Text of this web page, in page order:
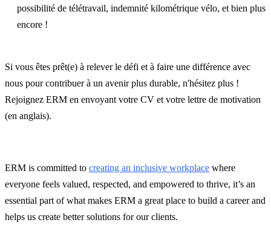
possibilité de télétravail, indemnité kilométrique vélo, et bien plus
encore !
Si vous êtes prêt(e) à relever le défi et à faire une différence avec
nous pour contribuer à un avenir plus durable, n'hésitez plus !
Rejoignez ERM en envoyant votre CV et votre lettre de motivation
(en anglais).
ERM is committed to creating an inclusive workplace where
everyone feels valued, respected, and empowered to thrive, it’s an
essential part of what makes ERM a great place to build a career and
helps us create better solutions for our clients.